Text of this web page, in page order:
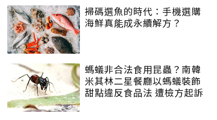
掃碼選魚的時代：手機選購
海鮮真能成永續解方？
螞蟻非合法食用昆蟲？南韓
米其林二星餐廳以螞蟻裝飾
甜點違反食品法 遭檢方起訴